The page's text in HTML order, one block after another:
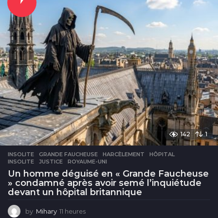
142 1
INSOLITE GRANDE FAUCHEUSE ,HARCÈLEMENT ,HÔPITAL
INSOLITE
,JUSTICE ,ROYAUME-UNI
Un homme déguisé en « Grande Faucheuse
» condamné après avoir semé l’inquiétude
devant un hôpital britannique
by Mihary 11 heures